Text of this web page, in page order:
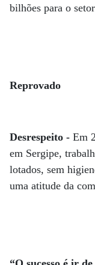
bilhões para o
Reprovado
Desrespeito - Em
em Sergipe,
lotados, sem
uma atitude da